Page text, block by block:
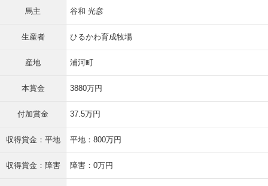
馬主 谷和 光彦
生産者 ひるかわ育成牧場
産地 浦河町
本賞金 3880万円
付加賞金 37.5万円
収得賞金：平地 平地：800万円
収得賞金：障害 障害：0万円